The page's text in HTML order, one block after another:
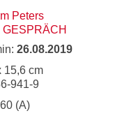
Peters
GESPRÄCH
26.08.2019
15,6 cm
941-9
(A)